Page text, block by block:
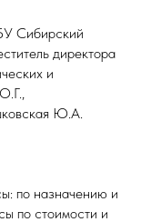
Сибирский
директора
и
Ю.А.
по назначению и
по стоимости и